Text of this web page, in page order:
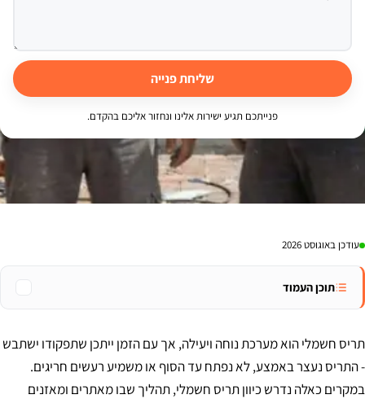
שליחת פנייה
פנייתכם תגיע ישירות אלינו ונחזור אליכם בהקדם.
עודכן באוגוסט 2026
תוכן העמוד
תריס חשמלי הוא מערכת נוחה ויעילה, אך עם הזמן ייתכן שתפקודו ישתבש
- התריס נעצר באמצע, לא נפתח עד הסוף או משמיע רעשים חריגים.
במקרים כאלה נדרש כיוון תריס חשמלי, תהליך שבו מאתרים ומאזנים